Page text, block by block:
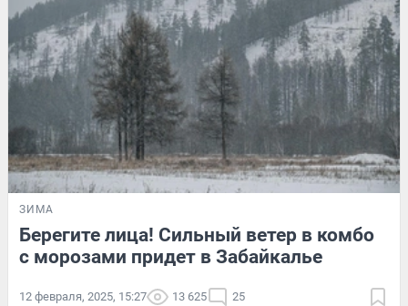
ЗИМА
Берегите лица! Сильный ветер в комбо
с морозами придет в Забайкалье
12 февраля, 2025, 15:27 13 625 25